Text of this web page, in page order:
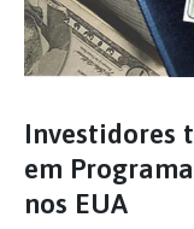
Investidores
em
nos EUA